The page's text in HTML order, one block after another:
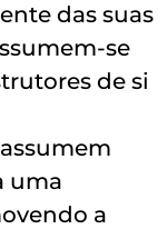
das suas
se
de si
uma
a